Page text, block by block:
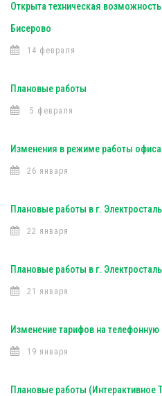
Открыта техническая
Бисерово
14 февраля
Плановые работы
5 февраля
Изменения в режиме работы
26 января
Плановые работы в г. Электросталь
22 января
Плановые работы в г. Электросталь
21 января
Изменение тарифов на телефонную
19 января
Плановые работы (Интерактивное